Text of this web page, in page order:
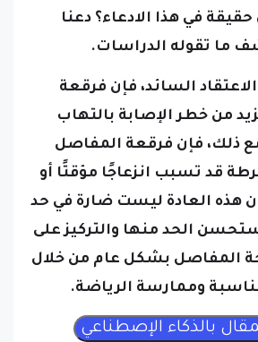
في هذا الادعاء؟ دعنا
ما تقوله الدراسات.
السائد، فإن فرقعة
من خطر الإصابة بالتهاب
ذلك، فإن فرقعة المفاصل
قد تسبب انزعاجًا مؤقتًا أو
هذه العادة ليست ضارة في حد
الحد منها والتركيز على
المفاصل بشكل عام من خلال
وممارسة الرياضة.